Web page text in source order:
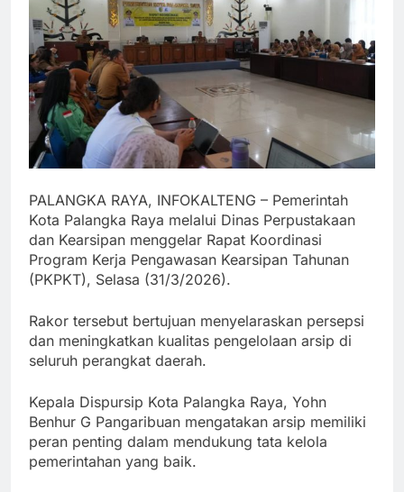
PALANGKA RAYA, INFOKALTENG – Pemerintah
Kota Palangka Raya melalui Dinas Perpustakaan
dan Kearsipan menggelar Rapat Koordinasi
Program Kerja Pengawasan Kearsipan Tahunan
(PKPKT), Selasa (31/3/2026).
Rakor tersebut bertujuan menyelaraskan persepsi
dan meningkatkan kualitas pengelolaan arsip di
seluruh perangkat daerah.
Kepala Dispursip Kota Palangka Raya, Yohn
Benhur G Pangaribuan mengatakan arsip memiliki
peran penting dalam mendukung tata kelola
pemerintahan yang baik.